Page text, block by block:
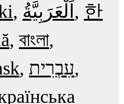
한
বাংলা
עִבְרִית